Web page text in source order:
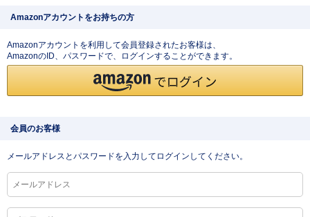
Amazonアカウントをお持ちの方
Amazonアカウントを利用して会員登録されたお客様は、
AmazonのID、パスワードで、ログインすることができます。
会員のお客様
メールアドレスとパスワードを入力してログインしてください。